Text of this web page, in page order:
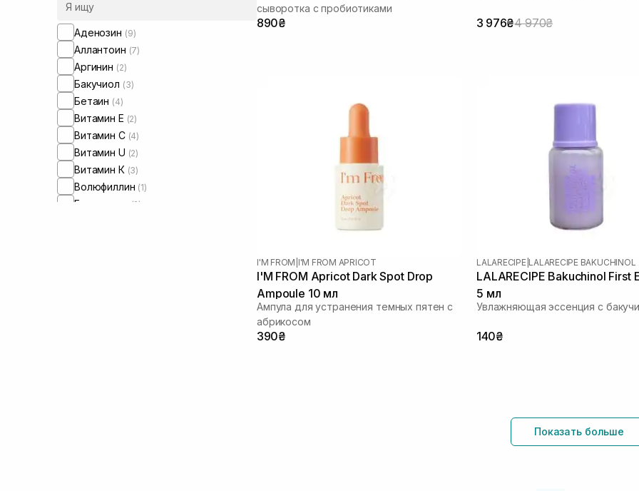
микробиомом
Увлажняющие сыворотки для лица
(+1)
Сыворотки для массажа лица
Аденозин (9)
Аллантоин (7)
Аргинин (2)
Бакучиол (3)
Бетаин (4)
Витамин Е (2)
Витамин C (4)
Витамин U (2)
Витамин К (3)
Волюфиллин (1)
Гомамелис (2)
сыворотка с пробиотиками
890₴ 3 976₴4 970₴
I'M FROM I'M FROM APRICOT
I'M FROM Apricot Dark Spot Drop
Ampoule 10 мл
Ампула для устранения темных пятен с
абрикосом
390₴
LALARECIPE LALARECIPE BAKUCHINOL
LALARECIPE Bakuchinol First
5 мл
Увлажняющая эссенция с
140₴
Показать больше